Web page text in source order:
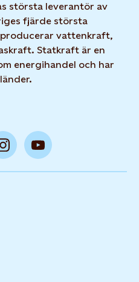
största leverantör av
fjärde största
vattenkraft,
Statkraft är en
energihandel och har